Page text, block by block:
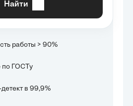
Найти
работы > 90%
ГОСТу
в 99,9%